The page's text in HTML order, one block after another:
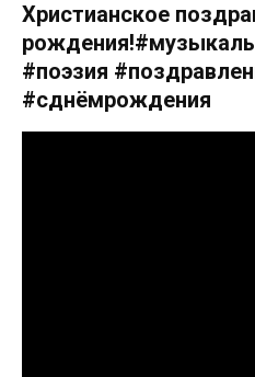
Христианское
#поэзия
#сднёмрождения